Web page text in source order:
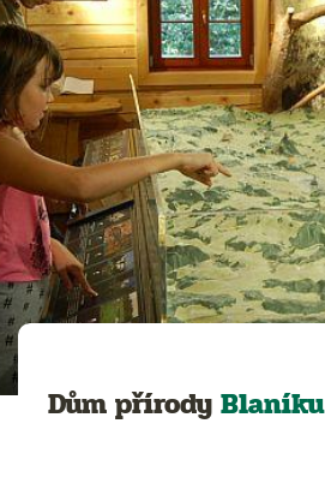
Dům přírodyBlaníku